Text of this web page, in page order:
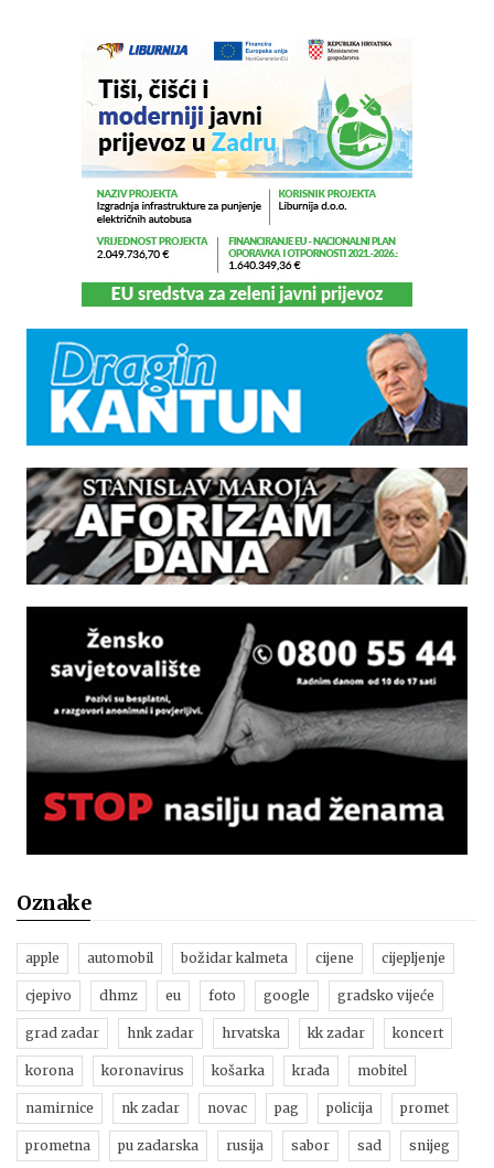
Oznake
apple automobil božidar kalmeta cijene cijepljenje
cjepivo dhmz eu foto google gradsko vijeće
grad zadar hnk zadar hrvatska kk zadar koncert
korona koronavirus košarka krađa mobitel
namirnice nk zadar novac pag policija promet
prometna pu zadarska rusija sabor sad snijeg